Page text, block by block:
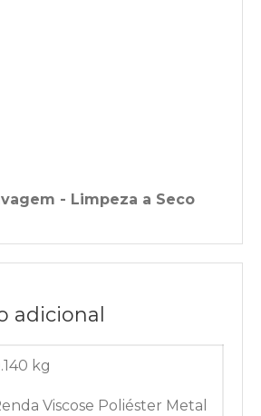
- Limpeza a Seco
adicional
kg
Viscose Poliéster Metal